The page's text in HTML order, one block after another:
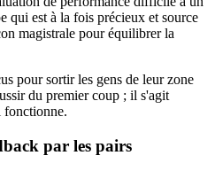
qui est à la fois précieux et source
magistrale pour équilibrer la
pour sortir les gens de leur zone
du premier coup ; il s'agit
fonctionne.
par les pairs